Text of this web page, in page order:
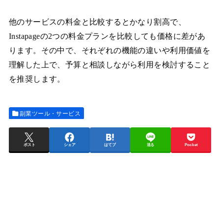
他のサービスの料金と比較するとかなり割高で、
Instapageの2つの料金プランを比較しても価格に差があ
ります。その中で、それぞれの機能の違いや利用価値を
理解した上で、予算と相談しながら利用を検討すること
を推奨します。
副業ツール・サービス
ポスト シェア はてブ 送る Pocket